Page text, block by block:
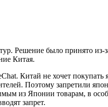
Решение было принято
Китая.
Китай не хочет
Поэтому запретили
из Японии товарам, в
запрет.